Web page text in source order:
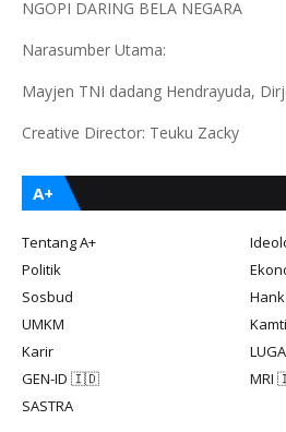
NGOPI DARING BELA NEGARA
Narasumber Utama:
Mayjen TNI dadang Hendrayuda,
Creative Director: Teuku Zacky
A+
Tentang A+
Politik
Sosbud
UMKM
Karir
GEN-ID 🇮🇩
MRI
SASTRA